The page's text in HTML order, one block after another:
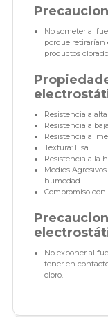
No someter al
porque retirarían
productos
Resistencia a alta
Resistencia a
Resistencia al
Textura: Lisa
Resistencia a la
Medios
humedad
Compromiso
No exponer al
tener en
cloro.